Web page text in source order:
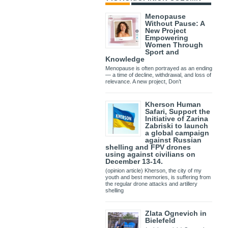
Menopause
Without Pause: A
New Project
Empowering
Women Through
Sport and
Knowledge
Menopause is often portrayed as an ending
— a time of decline, withdrawal, and loss of
relevance. A new project, Don’t
Kherson Human
Safari, Support the
Initiative of Zarina
Zabriski to launch
a global campaign
against Russian
shelling and FPV drones
using against civilians on
December 13-14.
(opinion article) Kherson, the city of my
youth and best memories, is suffering from
the regular drone attacks and artillery
shelling
Zlata Ognevich in
Bielefeld